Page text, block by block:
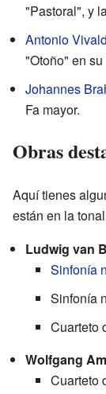
"Pastoral", y
Antonio
"Otoño" en
Johannes
Fa mayor.
Obras
Aquí tienes
están en la
Ludwig van
Sinfonía
Sinfonía
Cuarteto
Wolfgang
Cuarteto